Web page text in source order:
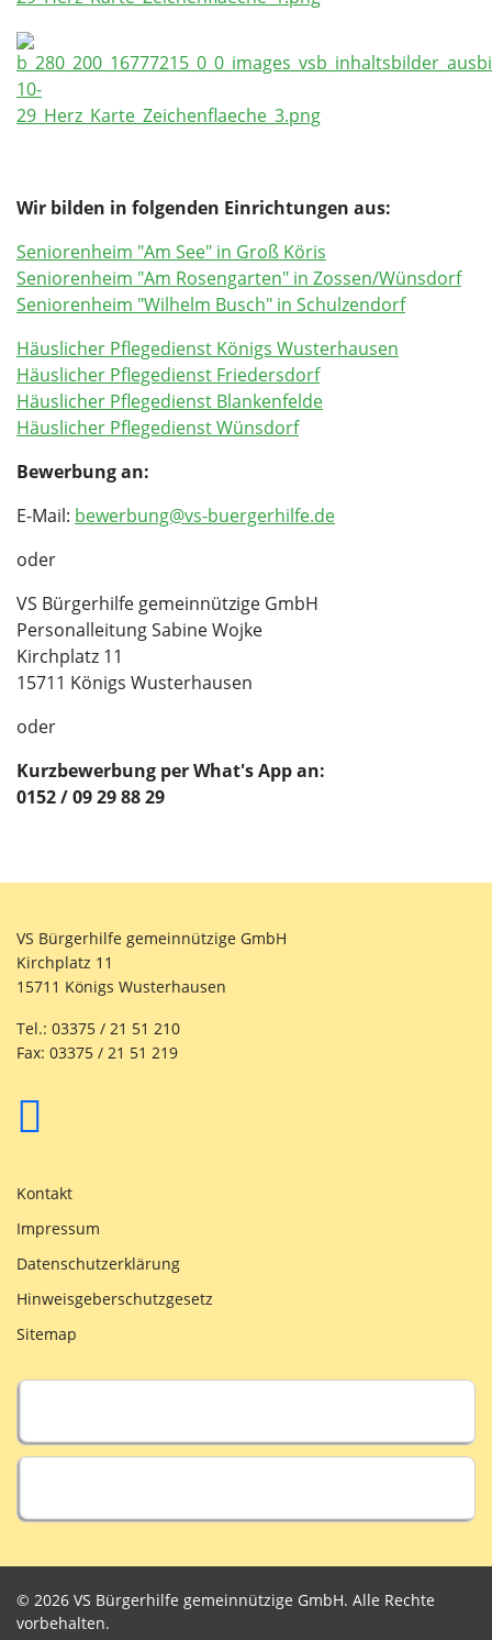
Wir bilden in folgenden Einrichtungen aus:
Seniorenheim "Am See" in Groß Köris
Seniorenheim "Am Rosengarten" in Zossen/Wünsdorf
Seniorenheim "Wilhelm Busch" in Schulzendorf
Häuslicher Pflegedienst Königs Wusterhausen
Häuslicher Pflegedienst Friedersdorf
Häuslicher Pflegedienst Blankenfelde
Häuslicher Pflegedienst Wünsdorf
Bewerbung an:
E-Mail: bewerbung@vs-buergerhilfe.de
oder
VS Bürgerhilfe gemeinnützige GmbH
Personalleitung Sabine Wojke
Kirchplatz 11
15711 Königs Wusterhausen
oder
Kurzbewerbung per What's App an:
0152 / 09 29 88 29
VS Bürgerhilfe gemeinnützige GmbH
Kirchplatz 11
15711 Königs Wusterhausen
Tel.: 03375 / 21 51 210
Fax: 03375 / 21 51 219
Kontakt
Impressum
Datenschutzerklärung
Hinweisgeberschutzgesetz
Sitemap
© 2026 VS Bürgerhilfe gemeinnützige GmbH. Alle Rechte
vorbehalten.